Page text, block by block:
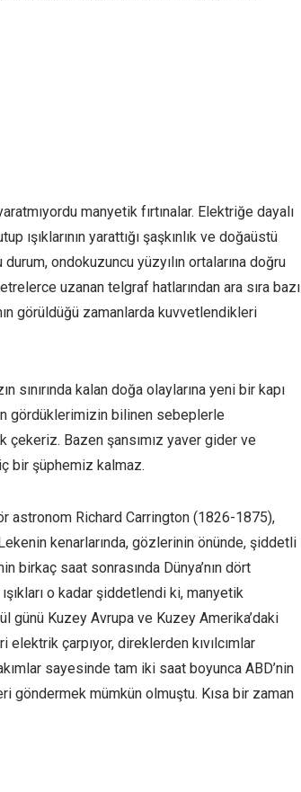
manyetik fırtınalar. Elektriğe dayalı
ışıklarının yarattığı şaşkınlık ve doğaüstü
ondokuzuncu yüzyılın ortalarına doğru
uzanan telgraf hatlarından ara sıra bazı
görüldüğü zamanlarda kuvvetlendikleri
kalan doğa olaylarına yeni bir kapı
gördüklerimizin bilinen sebeplerle
Bazen şansımız yaver gider ve
bir şüphemiz kalmaz.
astronom Richard Carrington (1826-1875),
kenarlarında, gözlerinin önünde, şiddetli
birkaç saat sonrasında Dünya’nın dört
o kadar şiddetlendi ki, manyetik
günü Kuzey Avrupa ve Kuzey Amerika’daki
çarpıyor, direklerden kıvılcımlar
sayesinde tam iki saat boyunca ABD’nin
göndermek mümkün olmuştu. Kısa bir zaman